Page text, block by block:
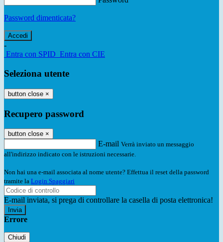
Password dimenticata?
-
Entra con SPID Entra con CIE
Seleziona utente
button close ×
Recupero password
button close ×
E-mail Verrà inviato un messaggio
all'indirizzo indicato con le istruzioni necessarie.
Non hai una e-mail associata al nome utente? Effettua il reset della password
tramite la Login Spaggiari
E-mail inviata, si prega di controllare la casella di posta elettronica!
Errore
Chiudi